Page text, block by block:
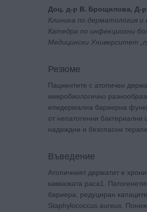
Доц. д-р В. Брощилова, Д-р
Клиника по дерматология
Катедра по инфекциозни
Медицински Университет
Резюме
Пациентите с атопичен
микробиологично
епидермална бариерна
от непатогенни
надеждни и безопасни
Въведение
Атопичният дерматит е
кавказката раса1.
бариера, редуциран
Staphylococcus aureus.